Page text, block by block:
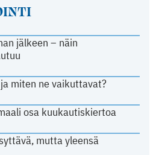
jälkeen – näin
miten ne vaikuttavat?
osa kuukautiskiertoa
mutta yleensä